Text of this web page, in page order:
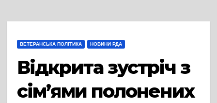
ВЕТЕРАНСЬКА ПОЛІТИКА НОВИНИ РДА
Відкрита зустріч з
сім’ями полонених